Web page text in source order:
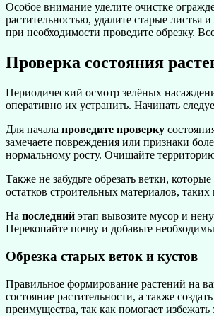
Особое внимание уделите очистке
растительностью, удалите старые листья
при необходимости проведите обрезку.
Проверка состояния
Периодический осмотр зелёных
оперативно их устранить. Начинать
Для начала проведите проверку
замечаете повреждения или признаки
нормальному росту. Очищайте
Также не забудьте обрезать ветки,
остатков строительных материалов,
На последний этап вывозите мусор и
Перекопайте почву и добавьте
Обрезка старых веток и кустов
Правильное формирование растений на
состояние растительности, а также
преимущества, так как помогает